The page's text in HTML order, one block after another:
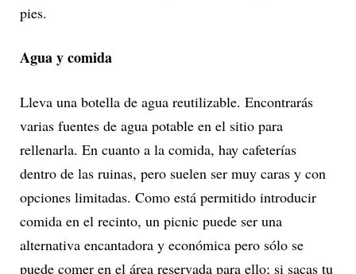
pies.
Agua y comida
Lleva una botella de agua reutilizable. Encontrarás
varias fuentes de agua potable en el sitio para
rellenarla. En cuanto a la comida, hay cafeterías
dentro de las ruinas, pero suelen ser muy caras y con
opciones limitadas. Como está permitido introducir
comida en el recinto, un picnic puede ser una
alternativa encantadora y económica pero sólo se
puede comer en el área reservada para ello; si sacas tu